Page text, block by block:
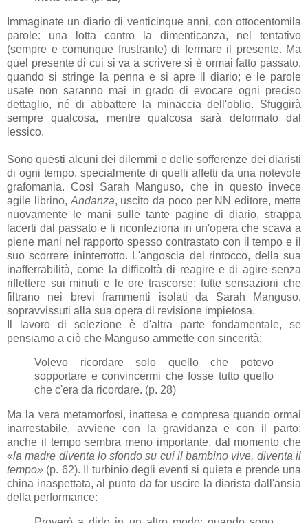
Immaginate un diario di venticinque anni, con ottocentomila
parole: una lotta contro la dimenticanza, nel tentativo
(sempre e comunque frustrante) di fermare il presente. Ma
quel presente di cui si va a scrivere si è ormai fatto passato,
quando si stringe la penna e si apre il diario; e le parole
usate non saranno mai in grado di evocare ogni preciso
dettaglio, né di abbattere la minaccia dell'oblio. Sfuggirà
sempre qualcosa, mentre qualcosa sarà deformato dal
lessico.
Sono questi alcuni dei dilemmi e delle sofferenze dei diaristi
di ogni tempo, specialmente di quelli affetti da una notevole
grafomania. Così Sarah Manguso, che in questo invece
agile librino, Andanza, uscito da poco per NN editore, mette
nuovamente le mani sulle tante pagine di diario, strappa
lacerti dal passato e li riconfeziona in un'opera che scava a
piene mani nel rapporto spesso contrastato con il tempo e il
suo scorrere ininterrotto. L'angoscia del rintocco, della sua
inafferrabilità, come la difficoltà di reagire e di agire senza
riflettere sui minuti e le ore trascorse: tutte sensazioni che
filtrano nei brevi frammenti isolati da Sarah Manguso,
sopravvissuti alla sua opera di revisione impietosa.
Il lavoro di selezione è d'altra parte fondamentale, se
pensiamo a ciò che Manguso ammette con sincerità:
Volevo ricordare solo quello che potevo
sopportare e convincermi che fosse tutto quello
che c'era da ricordare. (p. 28)
Ma la vera metamorfosi, inattesa e compresa quando ormai
inarrestabile, avviene con la gravidanza e con il parto:
anche il tempo sembra meno importante, dal momento che
«la madre diventa lo sfondo su cui il bambino vive, diventa il
tempo» (p. 62). Il turbinio degli eventi si quieta e prende una
china inaspettata, al punto da far uscire la diarista dall'ansia
della performance: